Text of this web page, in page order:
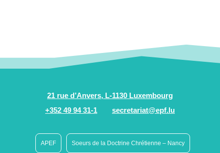
21 rue d’Anvers, L-1130 Luxembourg
+352 49 94 31-1
secretariat@epf.lu
APEF Soeurs de la Doctrine Chrétienne – Nancy